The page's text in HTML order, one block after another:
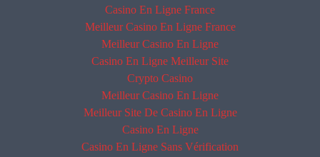
Casino En Ligne France
Meilleur Casino En Ligne France
Meilleur Casino En Ligne
Casino En Ligne Meilleur Site
Crypto Casino
Meilleur Casino En Ligne
Meilleur Site De Casino En Ligne
Casino En Ligne
Casino En Ligne Sans Vérification